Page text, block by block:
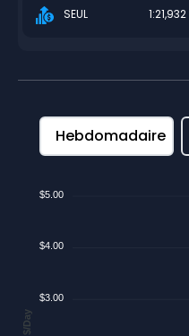
SEUL 1:21,932
Hebdomadaire
$5.00
$4.00
$3.00
$/Day